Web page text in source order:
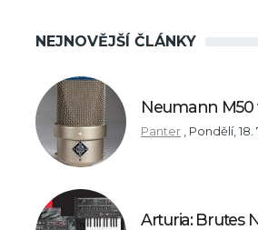
NEJNOVĚJŠÍ ČLÁNKY
Neumann M50
Panter , Pondělí, 18.
Arturia: Brutes